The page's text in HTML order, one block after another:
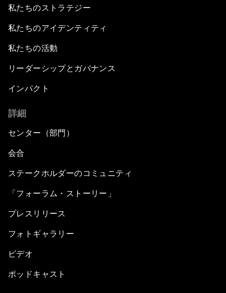
私たちのストラテジー
私たちのアイデンティティ
私たちの活動
リーダーシップとガバナンス
インパクト
詳細
センター（部門）
会合
ステークホルダーのコミュニティ
「フォーラム・ストーリー」
プレスリリース
フォトギャラリー
ビデオ
ポッドキャスト